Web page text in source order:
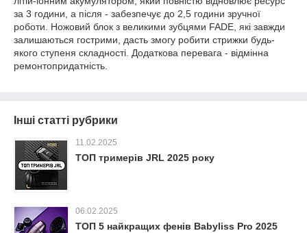
за 3 години, а після - забезпечує до 2,5 години зручної
роботи. Ножовий блок з великими зубцями FADE, які завжди
залишаються гострими, дасть змогу робити стрижки будь-
якого ступеня складності. Додаткова перевага - відмінна
ремонтопридатність.
Інші статті рубрики
11.02.2025
ТОП тримерів JRL 2025 року
06.02.2025
ТОП 5 найкращих фенів Babyliss Pro 2025